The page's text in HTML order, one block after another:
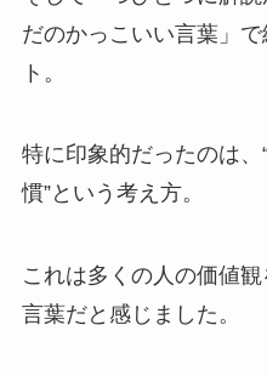
だのかっこいい言葉」
ト。
特に印象的だったのは
慣”という考え方。
これは多くの人の価値
言葉だと感じました。